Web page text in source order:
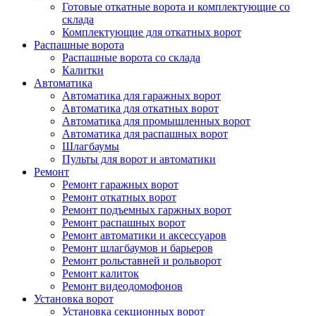
Готовые откатные ворота и комплектующие со
склада
Комплектующие для откатных ворот
Распашные ворота
Распашные ворота со склада
Калитки
Автоматика
Автоматика для гаражных ворот
Автоматика для откатных ворот
Автоматика для промышленных ворот
Автоматика для распашных ворот
Шлагбаумы
Пульты для ворот и автоматики
Ремонт
Ремонт гаражных ворот
Ремонт откатных ворот
Ремонт подъемных гаржных ворот
Ремонт распашных ворот
Ремонт автоматики и аксессуаров
Ремонт шлагбаумов и барьеров
Ремонт рольставней и рольворот
Ремонт калиток
Ремонт видеодомофонов
Установка ворот
Установка секционных ворот